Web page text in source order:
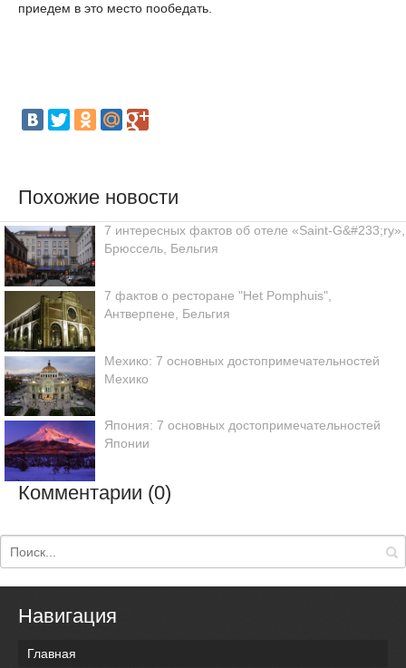
приедем в это место пообедать.
Похожие новости
7 интересных фактов об отеле «Saint-G&#233;ry»,
Брюссель, Бельгия
7 фактов о ресторане "Het Pomphuis",
Антверпене, Бельгия
Мехико: 7 основных достопримечательностей
Мехико
Япония: 7 основных достопримечательностей
Японии
Комментарии (0)
Навигация
Главная